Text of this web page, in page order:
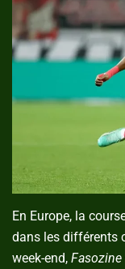
En Europe, la
dans les différents
week-end, Fasozine